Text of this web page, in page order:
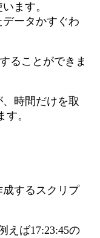
ます。
ータかすぐわ
ることができま
時間だけを取
。
するスクリプ
えば17:23:45の